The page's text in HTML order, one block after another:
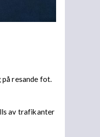
resande fot.
av trafikanter